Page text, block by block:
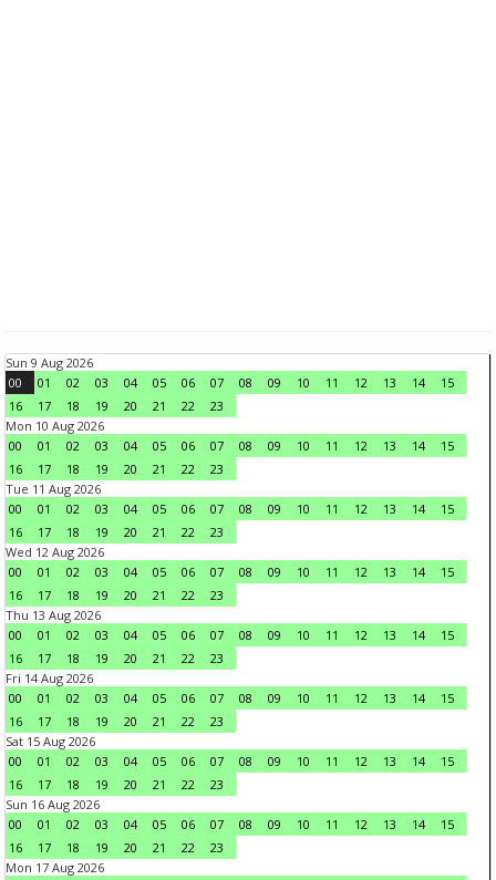
Sun 9 Aug 2026
00
01 02 03 04 05 06 07 08 09 10 11 12 13 14
15
16
17 18 19 20 21 22
23
Mon 10 Aug 2026
00
01 02 03 04 05 06 07 08 09 10 11 12 13 14
15
16
17 18 19 20 21 22
23
Tue 11 Aug 2026
00
01 02 03 04 05 06 07 08 09 10 11 12 13 14
15
16
17 18 19 20 21 22
23
Wed 12 Aug 2026
00
01 02 03 04 05 06 07 08 09 10 11 12 13 14
15
16
17 18 19 20 21 22
23
Thu 13 Aug 2026
00
01 02 03 04 05 06 07 08 09 10 11 12 13 14
15
16
17 18 19 20 21 22
23
Fri 14 Aug 2026
00
01 02 03 04 05 06 07 08 09 10 11 12 13 14
15
16
17 18 19 20 21 22
23
Sat 15 Aug 2026
00
01 02 03 04 05 06 07 08 09 10 11 12 13 14
15
16
17 18 19 20 21 22
23
Sun 16 Aug 2026
00
01 02 03 04 05 06 07 08 09 10 11 12 13 14
15
16
17 18 19 20 21 22
23
Mon 17 Aug 2026